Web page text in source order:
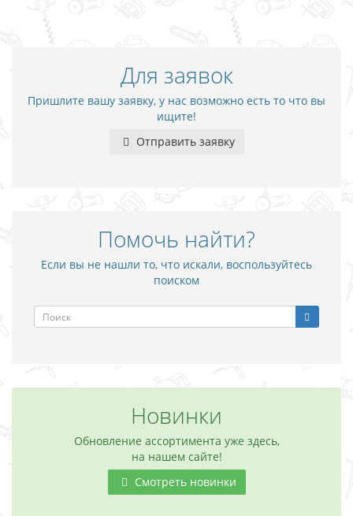
Для заявок
Пришлите вашу заявку, у нас возможно есть то что вы
ищите!
Отправить заявку
Помочь найти?
Если вы не нашли то, что искали, воспользуйтесь
поиском
Новинки
Обновление ассортимента уже здесь,
на нашем сайте!
Смотреть новинки